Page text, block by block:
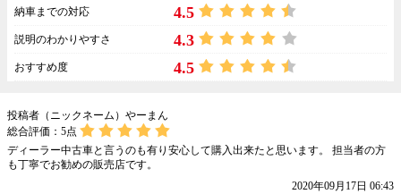
納車までの対応 4.5
説明のわかりやすさ 4.3
おすすめ度 4.5
投稿者（ニックネーム）やーまん
総合評価： 5点
ディーラー中古車と言うのも有り安心して購入出来たと思います。 担当者の方
も丁寧でお勧めの販売店です。
2020年09月17日 06:43